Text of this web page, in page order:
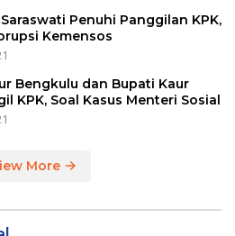
Penuhi Panggilan KPK,
Kemensos
Bengkulu dan Bupati Kaur
KPK, Soal Kasus Menteri Sosial
More